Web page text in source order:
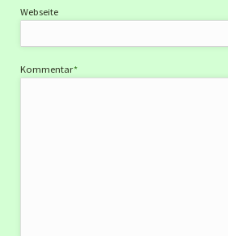
Webseite
Pflichtfeld
Kommentar*